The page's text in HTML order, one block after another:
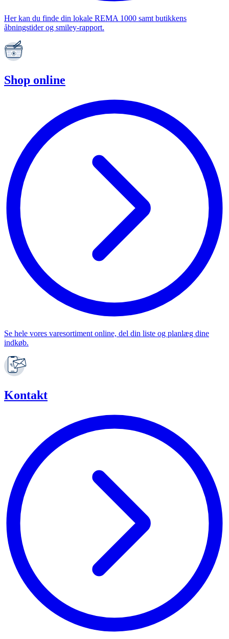
Her kan du finde din lokale REMA 1000 samt butikkens
åbningstider og smiley-rapport.
Shop online
Se hele vores varesortiment online, del din liste og planlæg dine
indkøb.
Kontakt